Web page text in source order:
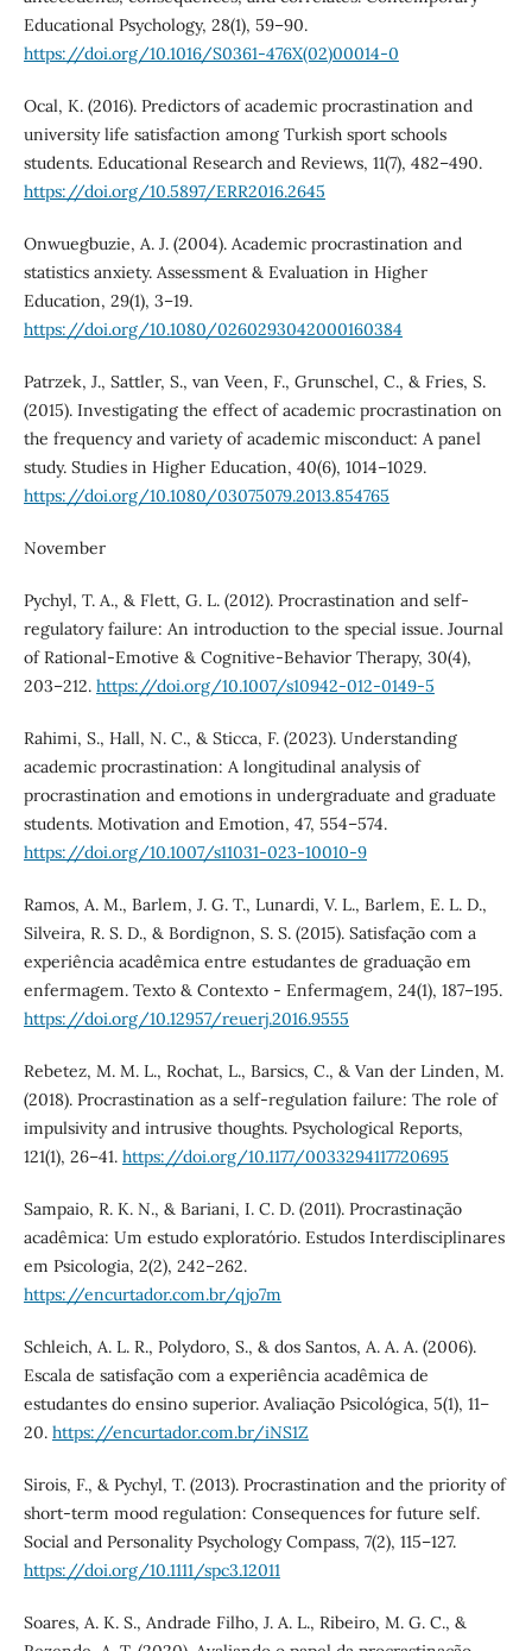
Educational Psychology, 28(1), 59–90.
https://doi.org/10.1016/S0361-476X(02)00014-0
Ocal, K. (2016). Predictors of academic procrastination and
university life satisfaction among Turkish sport schools
students. Educational Research and Reviews, 11(7), 482–490.
https://doi.org/10.5897/ERR2016.2645
Onwuegbuzie, A. J. (2004). Academic procrastination and
statistics anxiety. Assessment & Evaluation in Higher
Education, 29(1), 3–19.
https://doi.org/10.1080/0260293042000160384
Patrzek, J., Sattler, S., van Veen, F., Grunschel, C., & Fries, S.
(2015). Investigating the effect of academic procrastination on
the frequency and variety of academic misconduct: A panel
study. Studies in Higher Education, 40(6), 1014–1029.
https://doi.org/10.1080/03075079.2013.854765
November
Pychyl, T. A., & Flett, G. L. (2012). Procrastination and self-
regulatory failure: An introduction to the special issue. Journal
of Rational-Emotive & Cognitive-Behavior Therapy, 30(4),
203–212. https://doi.org/10.1007/s10942-012-0149-5
Rahimi, S., Hall, N. C., & Sticca, F. (2023). Understanding
academic procrastination: A longitudinal analysis of
procrastination and emotions in undergraduate and graduate
students. Motivation and Emotion, 47, 554–574.
https://doi.org/10.1007/s11031-023-10010-9
Ramos, A. M., Barlem, J. G. T., Lunardi, V. L., Barlem, E. L. D.,
Silveira, R. S. D., & Bordignon, S. S. (2015). Satisfação com a
experiência acadêmica entre estudantes de graduação em
enfermagem. Texto & Contexto - Enfermagem, 24(1), 187–195.
https://doi.org/10.12957/reuerj.2016.9555
Rebetez, M. M. L., Rochat, L., Barsics, C., & Van der Linden, M.
(2018). Procrastination as a self-regulation failure: The role of
impulsivity and intrusive thoughts. Psychological Reports,
121(1), 26–41. https://doi.org/10.1177/0033294117720695
Sampaio, R. K. N., & Bariani, I. C. D. (2011). Procrastinação
acadêmica: Um estudo exploratório. Estudos Interdisciplinares
em Psicologia, 2(2), 242–262.
https://encurtador.com.br/qjo7m
Schleich, A. L. R., Polydoro, S., & dos Santos, A. A. A. (2006).
Escala de satisfação com a experiência acadêmica de
estudantes do ensino superior. Avaliação Psicológica, 5(1), 11–
20. https://encurtador.com.br/iNS1Z
Sirois, F., & Pychyl, T. (2013). Procrastination and the priority of
short-term mood regulation: Consequences for future self.
Social and Personality Psychology Compass, 7(2), 115–127.
https://doi.org/10.1111/spc3.12011
Soares, A. K. S., Andrade Filho, J. A. L., Ribeiro, M. G. C., &